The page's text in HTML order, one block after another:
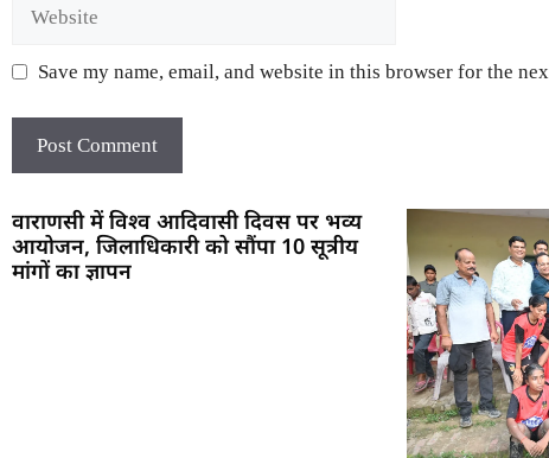
Save my name, email, and website in this browser for the
वाराणसी में विश्व आदिवासी दिवस पर भव्य
आयोजन, जिलाधिकारी को सौंपा 10 सूत्रीय
मांगों का ज्ञापन